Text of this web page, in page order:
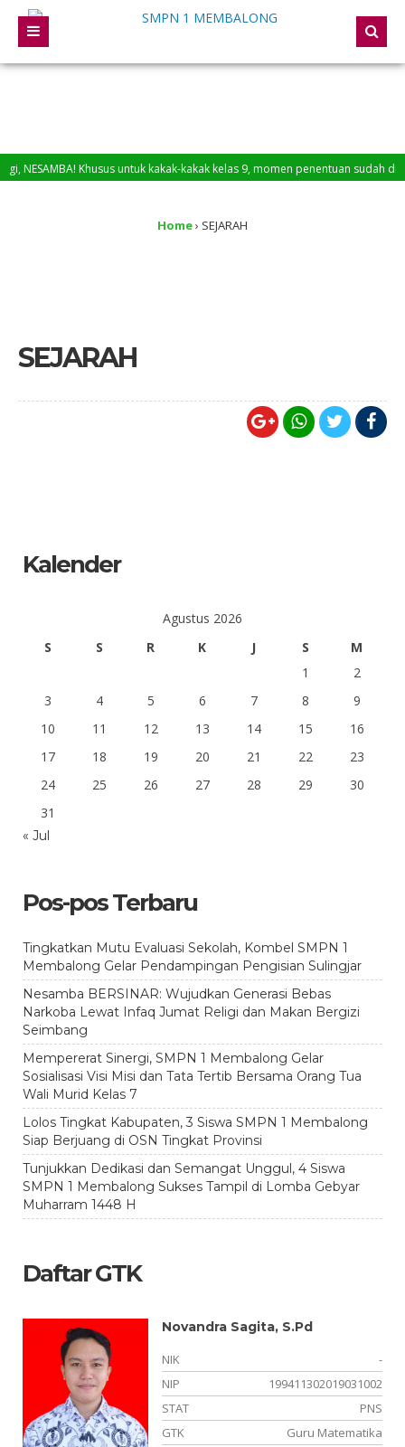
Khusus untuk kakak-kakak kelas 9, momen penentuan sudah di
di Website SMP Negeri 1 Membalong
Home› SEJARAH
SEJARAH
Kalender
Agustus 2026
S
S R K J S
M
1
2
3
4 5 6 7 8
9
10
11 12 13 14 15
16
17
18 19 20 21 22
23
24
25 26 27 28 29
30
31
« Jul
Pos-pos Terbaru
Tingkatkan Mutu Evaluasi Sekolah, Kombel SMPN 1
Membalong Gelar Pendampingan Pengisian Sulingjar
Nesamba BERSINAR: Wujudkan Generasi Bebas
Narkoba Lewat Infaq Jumat Religi dan Makan Bergizi
Seimbang
Mempererat Sinergi, SMPN 1 Membalong Gelar
Sosialisasi Visi Misi dan Tata Tertib Bersama Orang Tua
Wali Murid Kelas 7
Lolos Tingkat Kabupaten, 3 Siswa SMPN 1 Membalong
Siap Berjuang di OSN Tingkat Provinsi
Tunjukkan Dedikasi dan Semangat Unggul, 4 Siswa
SMPN 1 Membalong Sukses Tampil di Lomba Gebyar
Muharram 1448 H
Daftar GTK
Novandra Sagita, S.Pd
NIK
-
NIP
199411302019031002
STAT
PNS
GTK
Guru Matematika